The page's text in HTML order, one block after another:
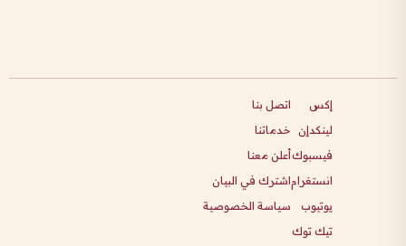
إكس
لينكدإن
فيسبوك
انستغرام
يوتيوب
تيك توك
اتصل بنا
خدماتنا
أعلن معنا
اشترك في البيان
سياسة الخصوصية